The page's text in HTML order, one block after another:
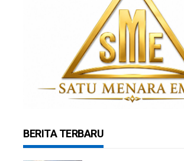
BERITA TERBARU